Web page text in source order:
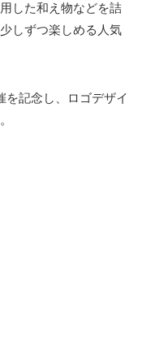
した和え物などを詰
しずつ楽しめる人気
を記念し、ロゴデザイ